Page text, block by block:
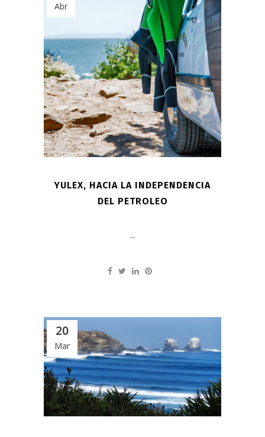
Abr
YULEX, HACIA LA INDEPENDENCIA
DEL PETROLEO
...
20
Mar